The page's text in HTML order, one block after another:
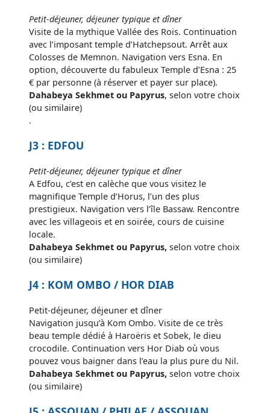
Petit-déjeuner, déjeuner typique et dîner
Visite de la mythique Vallée des Rois. Continuation
avec l’imposant temple d’Hatchepsout. Arrêt aux
Colosses de Memnon. Navigation vers Esna. En
option, découverte du fabuleux Temple d’Esna : 25
€ par personne (à réserver et payer sur place).
Dahabeya Sekhmet ou Papyrus, selon votre choix
(ou similaire)
.
J3 : EDFOU
Petit-déjeuner, déjeuner typique et dîner
A Edfou, c’est en calèche que vous visitez le
magnifique Temple d’Horus, l’un des plus
prestigieux. Navigation vers l’île Bassaw. Rencontre
avec les villageois et en soirée, cours de cuisine
locale.
Dahabeya Sekhmet ou Papyrus, selon votre choix
(ou similaire)
J4 : KOM OMBO / HOR DIAB
Petit-déjeuner, déjeuner et dîner
Navigation jusqu’à Kom Ombo. Visite de ce très
beau temple dédié à Haroëris et Sobek, le dieu
crocodile. Continuation vers Hor Diab où vous
pouvez vous baigner dans l’eau la plus pure du Nil.
Dahabeya Sekhmet ou Papyrus, selon votre choix
(ou similaire)